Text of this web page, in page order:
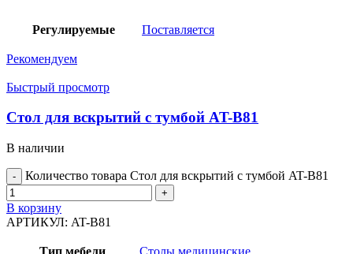
Регулируемые Поставляется
Рекомендуем
Быстрый просмотр
Стол для вскрытий с тумбой AT-B81
В наличии
Количество товара Стол для вскрытий с тумбой AT-B81
В корзину
АРТИКУЛ: AT-B81
Тип мебели Столы медицинские